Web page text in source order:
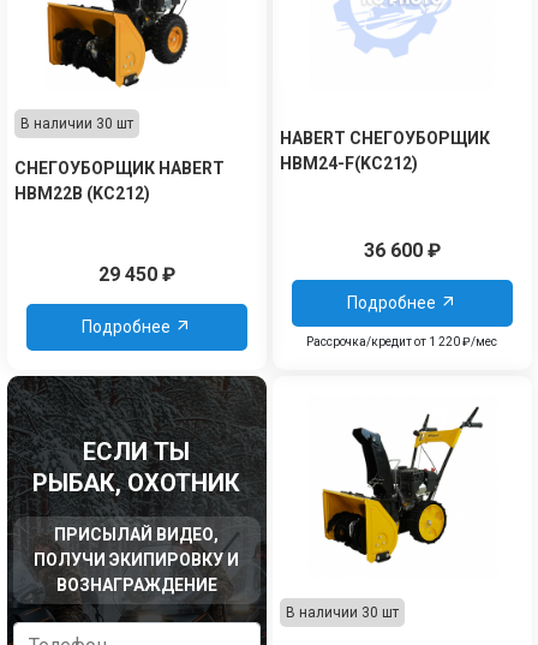
В наличии 30 шт
СНЕГОУБОРЩИК HABERT
HBM22B (KC212)
29 450₽
Подробнее
HABERT СНЕГОУБОРЩИК
HBM24-F(KC212)
36 600₽
Подробнее
Рассрочка/кредит от 1 220 ₽/мес
ЕСЛИ ТЫ
РЫБАК, ОХОТНИК
ПРИСЫЛАЙ ВИДЕО,
ПОЛУЧИ ЭКИПИРОВКУ И
ВОЗНАГРАЖДЕНИЕ
В наличии 30 шт